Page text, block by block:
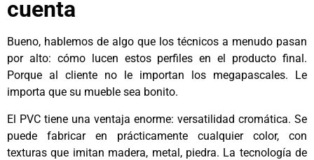
cuenta
Bueno, hablemos de algo que los técnicos a menudo pasan
por alto: cómo lucen estos perfiles en el producto final.
Porque al cliente no le importan los megapascales. Le
importa que su mueble sea bonito.
El PVC tiene una ventaja enorme: versatilidad cromática. Se
puede fabricar en prácticamente cualquier color, con
texturas que imitan madera, metal, piedra. La tecnología de